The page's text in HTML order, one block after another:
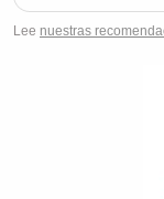
Lee nuestras